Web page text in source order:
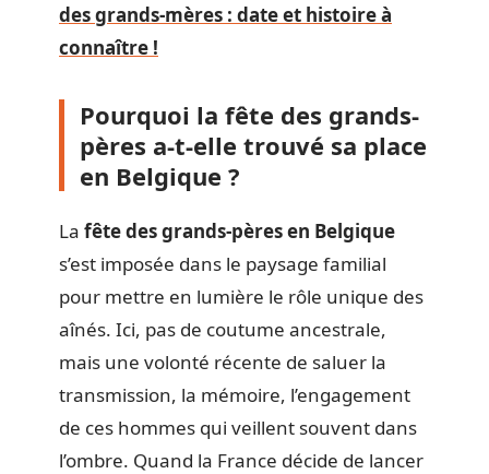
des grands-mères : date et histoire à
connaître !
Pourquoi la fête des grands-
pères a-t-elle trouvé sa place
en Belgique ?
La fête des grands-pères en Belgique
s’est imposée dans le paysage familial
pour mettre en lumière le rôle unique des
aînés. Ici, pas de coutume ancestrale,
mais une volonté récente de saluer la
transmission, la mémoire, l’engagement
de ces hommes qui veillent souvent dans
l’ombre. Quand la France décide de lancer